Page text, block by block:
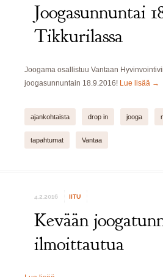
Joogasunnuntai
Tikkurilassa
Joogama osallistuu Vantaan
joogasunnuntain 18.9.2016! Lue lisää →
ajankohtaista drop in jooga
tapahtumat Vantaa
4.2.2016 IITU
Kevään
ilmoittautua